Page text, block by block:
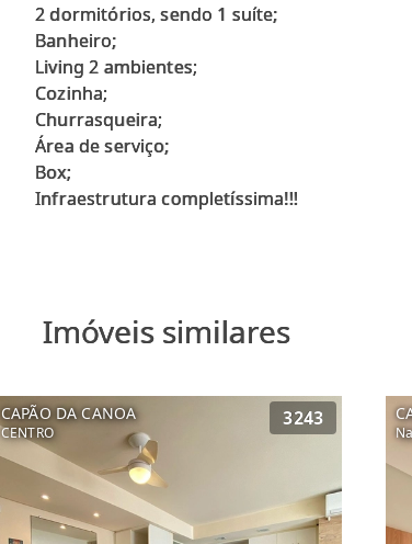
2 dormitórios, sendo 1 suíte;
Banheiro;
Living 2 ambientes;
Cozinha;
Churrasqueira;
Área de serviço;
Box;
Infraestrutura completíssima!!!
Imóveis similares
CAPÃO DA CANOA
CENTRO
3243